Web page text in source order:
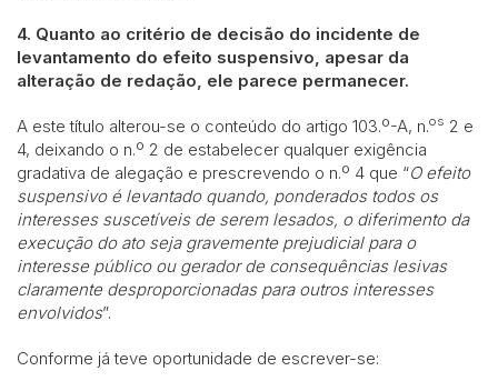
4. Quanto ao critério de decisão do incidente de
levantamento do efeito suspensivo, apesar da
alteração de redação, ele parece permanecer.
A este título alterou-se o conteúdo do artigo 103.º-A, n.os 2 e
4, deixando o n.º 2 de estabelecer qualquer exigência
gradativa de alegação e prescrevendo o n.º 4 que “O efeito
suspensivo é levantado quando, ponderados todos os
interesses suscetíveis de serem lesados, o diferimento da
execução do ato seja gravemente prejudicial para o
interesse público ou gerador de consequências lesivas
claramente desproporcionadas para outros interesses
envolvidos”.
Conforme já teve oportunidade de escrever-se: